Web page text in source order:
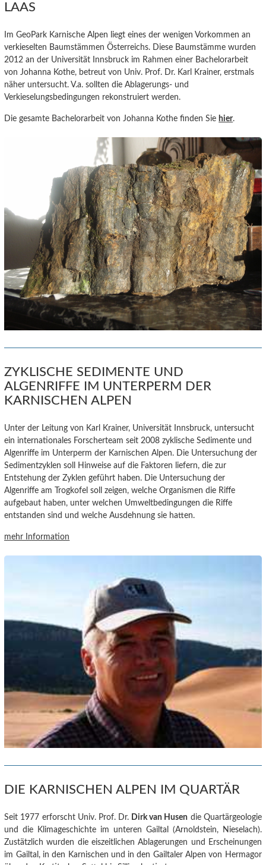
LAAS
Im GeoPark Karnische Alpen liegt eines der wenigen Vorkommen an
verkieselten Baumstämmen Österreichs. Diese Baumstämme wurden
2012 an der Universität Innsbruck im Rahmen einer Bachelorarbeit
von Johanna Kothe, betreut von Univ. Prof. Dr. Karl Krainer, erstmals
näher untersucht. V.a. sollten die Ablagerungs- und
Verkieselungsbedingungen rekonstruiert werden.
Die gesamte Bachelorarbeit von Johanna Kothe finden Sie hier.
ZYKLISCHE SEDIMENTE UND
ALGENRIFFE IM UNTERPERM DER
KARNISCHEN ALPEN
Unter der Leitung von Karl Krainer, Universität Innsbruck, untersucht
ein internationales Forscherteam seit 2008zyklische Sedimente und
Algenriffe im Unterpermder Karnischen Alpen. Die Untersuchung der
Sedimentzyklen soll Hinweise auf die Faktoren liefern, die zur
Entstehung der Zyklen geführt haben. Die Untersuchung der
Algenriffe am Trogkofel soll zeigen, welche Organismen die Riffe
aufgebaut haben, unter welchen Umweltbedingungen die Riffe
entstanden sind und welche Ausdehnung sie hatten.
mehr Information
DIE KARNISCHEN ALPEN IM QUARTÄR
Seit 1977 erforscht Univ. Prof. Dr. Dirk van Husen die Quartärgeologie
und die Klimageschichte im unteren Gailtal (Arnoldstein, Nieselach).
Zustätzlich wurden die eiszeitlichen Ablagerungen und Erscheinungen
im Gailtal, in den Karnischen und in den Gailtaler Alpen von Hermagor